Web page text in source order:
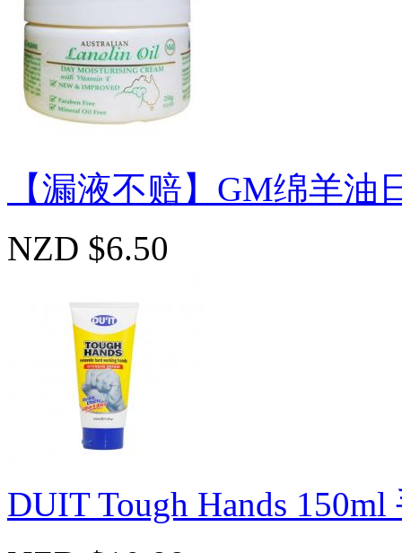
【漏液不赔】GM绵羊油
NZD $6.50
DUIT Tough Hands